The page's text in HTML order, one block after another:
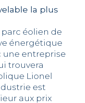
la plus
éolien de
énergétique
une entreprise
trouvera
Lionel
est
aux prix